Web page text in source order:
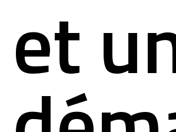
et